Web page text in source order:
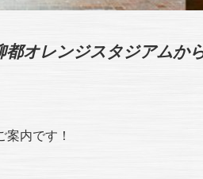
オレンジスタジアムか
案内です！